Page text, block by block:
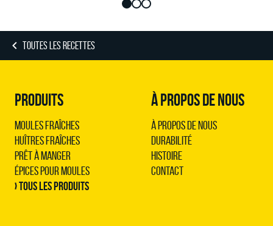
TOUTES LES RECETTES
PRODUITS
Moules Fraîches
Huîtres Fraîches
Prêt à Manger
Épices pour Moules
› Tous les produits
À PROPOS DE NOUS
À propos de nous
Durabilité
Histoire
Contact